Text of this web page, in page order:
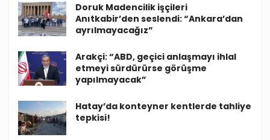
Doruk Madencilik işçileri
Anıtkabir’den seslendi: “Ankara’dan
ayrılmayacağız”
Arakçi: “ABD, geçici anlaşmayı ihlal
etmeyi sürdürürse görüşme
yapılmayacak”
Hatay’da konteyner kentlerde tahliye
tepkisi!